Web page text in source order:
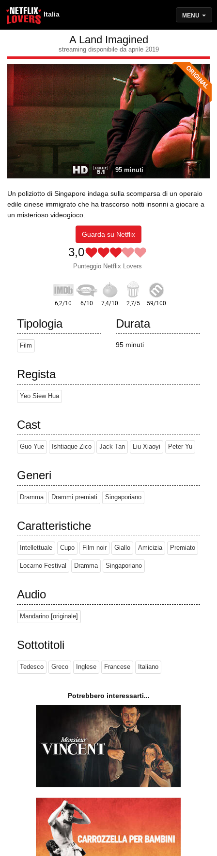
Italia MENU
A Land Imagined
streaming disponibile da aprile 2019
95 minuti
Un poliziotto di Singapore indaga sulla scomparsa di un operaio
edile cinese immigrato che ha trascorso notti insonni a giocare a
un misterioso videogioco.
Guarda su Netflix
3,0
Punteggio Netflix Lovers
Tipologia
Film
Durata
95 minuti
Regista
Yeo Siew Hua
Cast
Guo Yue Ishtiaque Zico Jack Tan Liu Xiaoyi Peter Yu
Generi
Dramma Drammi premiati Singaporiano
Caratteristiche
Intellettuale Cupo Film noir Giallo Amicizia Premiato
Locarno Festival Dramma Singaporiano
Audio
Mandarino [originale]
Sottotitoli
Tedesco Greco Inglese Francese Italiano
Potrebbero interessarti...